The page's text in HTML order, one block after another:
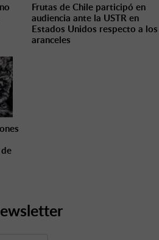
Frutas de Chile participó en
audiencia ante la USTR en
Estados Unidos respecto a los
aranceles